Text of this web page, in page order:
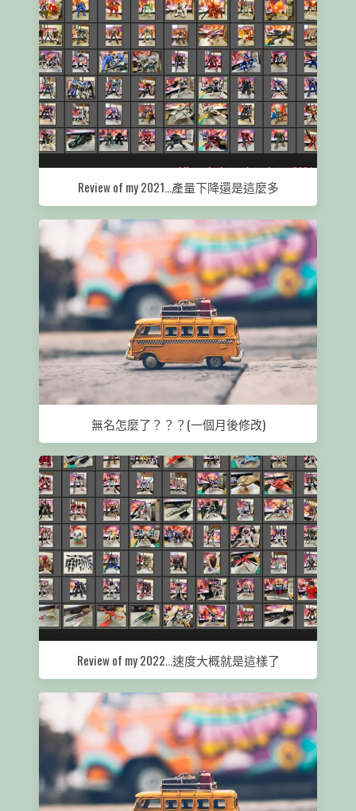
Review of my 2021…產量下降還是這麼多
無名怎麼了？？？(一個月後修改)
Review of my 2022…速度大概就是這樣了